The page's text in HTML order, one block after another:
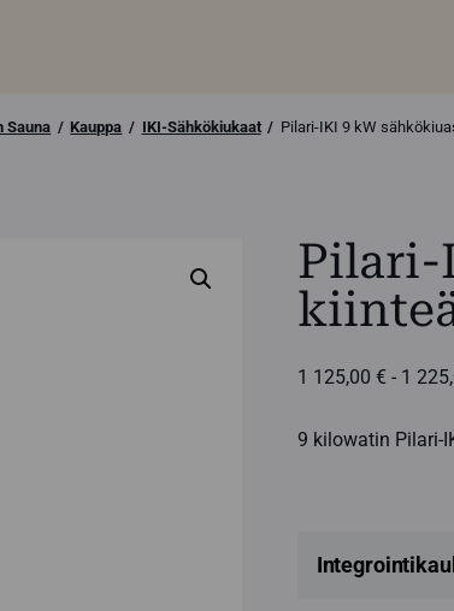
Sauna Kauppa IKI-Sähkökiukaat Pilari-IKI 9 kW
Pilari-
1 125,00 € - 1
9 kilowatin Pilari-